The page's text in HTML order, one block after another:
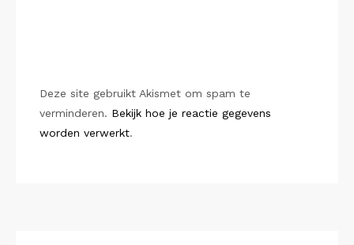
Deze site gebruikt Akismet om spam te
verminderen. Bekijk hoe je reactie gegevens
worden verwerkt.